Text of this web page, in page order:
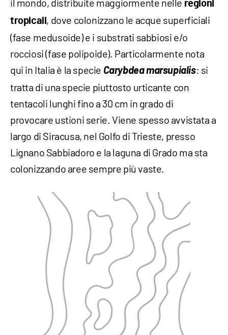
il mondo, distribuite maggiormente nelle regioni
tropicali, dove colonizzano le acque superficiali
(fase medusoide) e i substrati sabbiosi e/o
rocciosi (fase polipoide). Particolarmente nota
qui in Italia è la specie Carybdea marsupialis: si
tratta di una specie piuttosto urticante con
tentacoli lunghi fino a 30 cm in grado di
provocare ustioni serie. Viene spesso avvistata a
largo di Siracusa, nel Golfo di Trieste, presso
Lignano Sabbiadoro e la laguna di Grado ma sta
colonizzando aree sempre più vaste.